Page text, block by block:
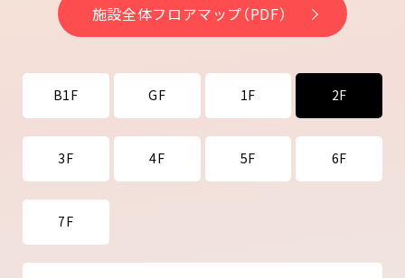
施設全体フロアマップ（PDF）
B1F GF 1F 2F
3F 4F 5F 6F
7F